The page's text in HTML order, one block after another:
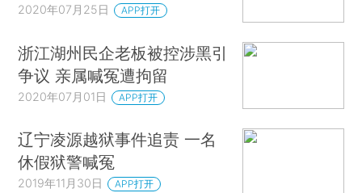
2020年07月25日 APP打开
浙江湖州民企老板被控涉黑引
争议 亲属喊冤遭拘留
2020年07月01日 APP打开
辽宁凌源越狱事件追责 一名
休假狱警喊冤
2019年11月30日 APP打开